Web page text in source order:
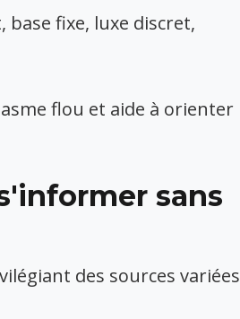
fixe, luxe discret,
flou et aide à orienter
sans
des sources variées